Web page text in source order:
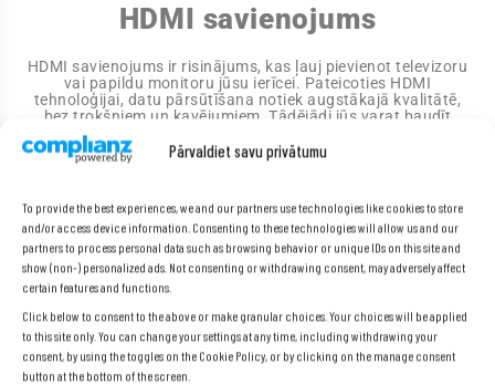
Pārvaldiet savu privātumu
To provide the best experiences, we and our partners use technologies like cookies to store
and/or access device information. Consenting to these technologies will allow us and our
partners to process personal data such as browsing behavior or unique IDs on this site and
show (non-) personalized ads. Not consenting or withdrawing consent, may adversely affect
certain features and functions.
Click below to consent to the above or make granular choices. Your choices will be applied
to this site only. You can change your settings at any time, including withdrawing your
consent, by using the toggles on the Cookie Policy, or by clicking on the manage consent
button at the bottom of the screen.
HDMI savienojums
HDMI savienojums ir risinājums, kas ļauj pievienot televizoru
vai papildu monitoru jūsu ierīcei. Pateicoties HDMI
tehnoloģijai, datu pārsūtīšana notiek augstākajā kvalitātē,
bez trokšņiem un kavējumiem. Tādējādi jūs varat baudīt
plūstošu augstas izšķirtspējas attēlu. HDMI savienojums ir
lieliska iespēja tiem, kuriem nepieciešams augstas kvalitātes
vizuāls savienojums starp ierīcēm.